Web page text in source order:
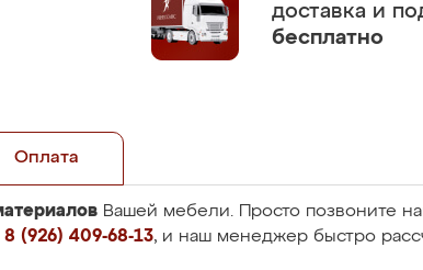
доставка и
бесплатно
Оплата
Вашей мебели. Просто позвоните
8 (926) 409-68-13, и наш менеджер быстро